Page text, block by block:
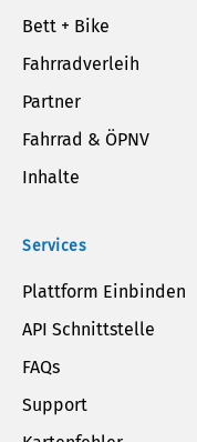
Bett + Bike
Fahrradverleih
Partner
Fahrrad & ÖPNV
Inhalte
Services
Plattform Einbinden
API Schnittstelle
FAQs
Support